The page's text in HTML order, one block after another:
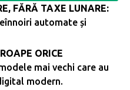
FĂRĂ TAXE LUNARE:
automate și
ORICE
mai vechi care au
modern.